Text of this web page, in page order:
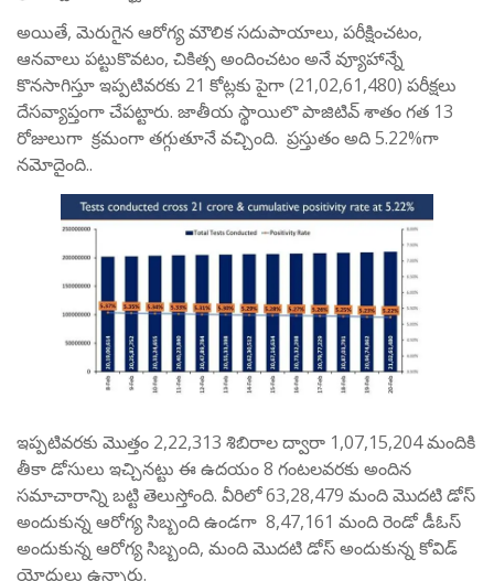
అయితే, మెరుగైన ఆరోగ్య మౌలిక సదుపాయాలు, పరీక్షించటం,
ఆనవాలు పట్టుకొవటం, చికిత్స అందించటం అనే వ్యూహాన్నే
కొనసాగిస్తూ ఇప్పటివరకు 21 కోట్లకు పైగా (21,02,61,480) పరీక్షలు
దేసవ్యాప్తంగా చేపట్టారు. జాతీయ స్థాయిలొ పాజిటివ్ శాతం గత 13
రోజులుగా క్రమంగా తగ్గుతూనే వచ్చింది. ప్రస్తుతం అది 5.22%గా
నమోదైంది..
ఇప్పటివరకు మొత్తం 2,22,313 శిబిరాల ద్వారా 1,07,15,204 మందికి
తీకా డోసులు ఇచ్చినట్టు ఈ ఉదయం 8 గంటలవరకు అందిన
సమాచారాన్ని బట్టి తెలుస్తోంది. వీరిలో 63,28,479 మంది మొదటి డోస్
అందుకున్న ఆరోగ్య సిబ్బంది ఉండగా 8,47,161 మంది రెండో డీఓస్
అందుకున్న ఆరోగ్య సిబ్బంది, మంది మొదటి డోస్ అందుకున్న కోవిడ్
యోధులు ఉన్నారు.